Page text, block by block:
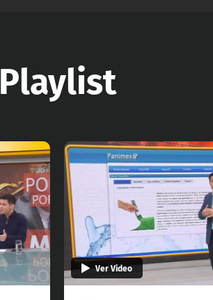
Playlist
Ver Video